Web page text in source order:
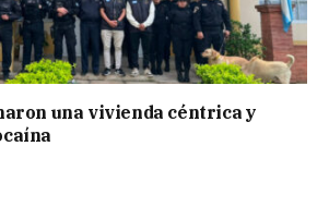
una vivienda céntrica y